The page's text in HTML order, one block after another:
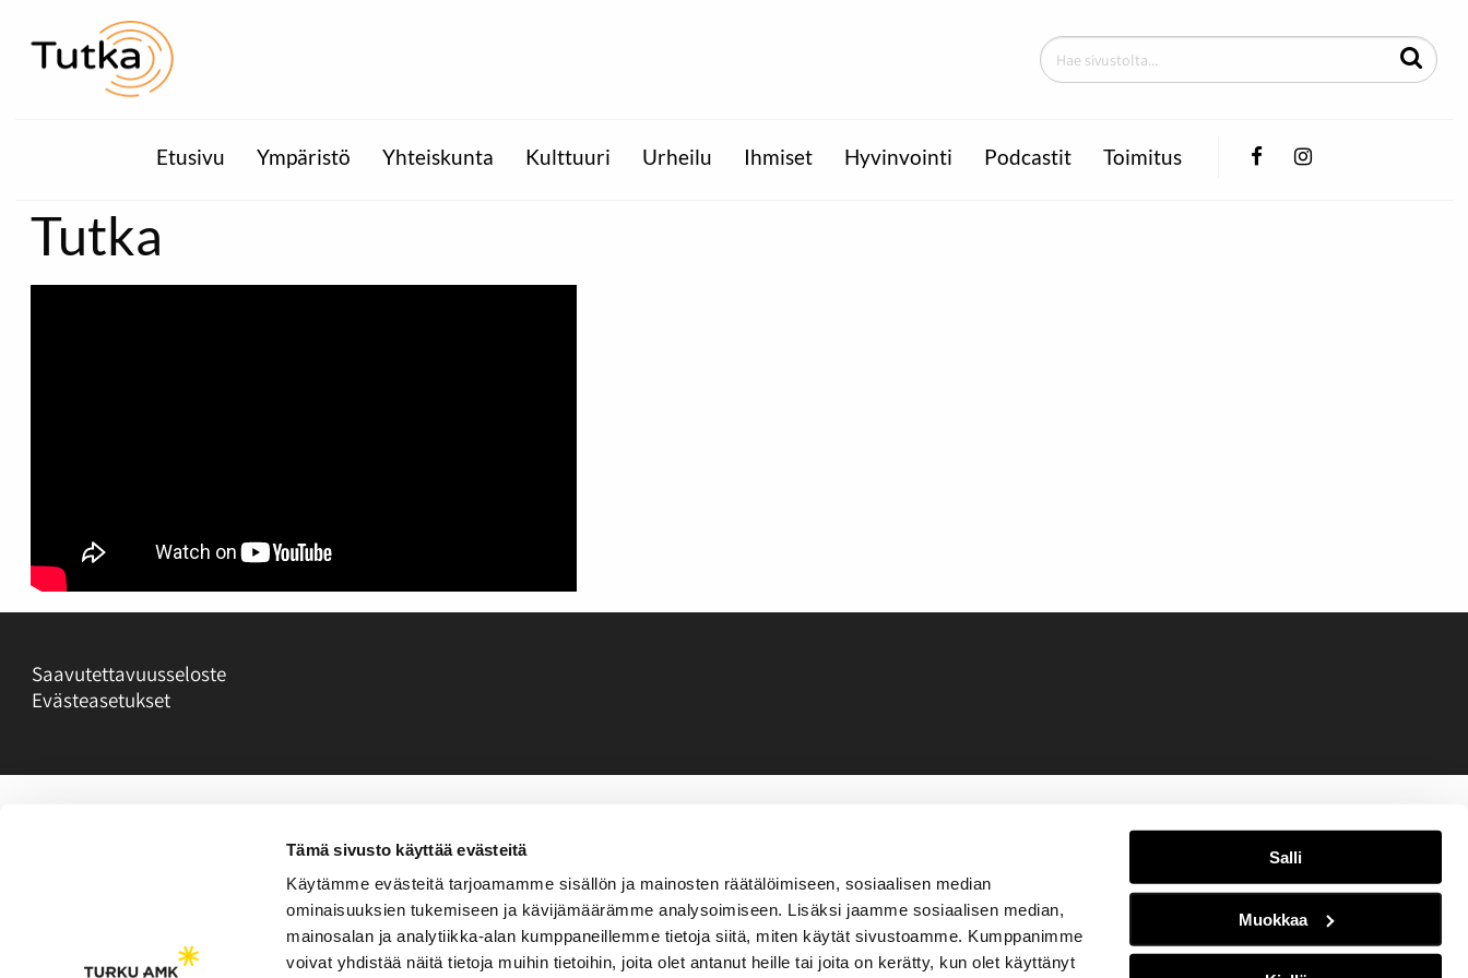
Tämä sivusto käyttää evästeitä
Käytämme evästeitä tarjoamamme sisällön ja mainosten räätälöimiseen, sosiaalisen median
ominaisuuksien tukemiseen ja kävijämäärämme analysoimiseen. Lisäksi jaamme sosiaalisen median,
mainosalan ja analytiikka-alan kumppaneillemme tietoja siitä, miten käytät sivustoamme. Kumppanimme
voivat yhdistää näitä tietoja muihin tietoihin, joita olet antanut heille tai joita on kerätty, kun olet käyttänyt
Salli
Muokkaa
Etusivu Ympäristö Yhteiskunta Kulttuuri Urheilu Ihmiset Hyvinvointi Podcastit Toimitus FacebookInstagram
Tutka
Saavutettavuusseloste
Evästeasetukset